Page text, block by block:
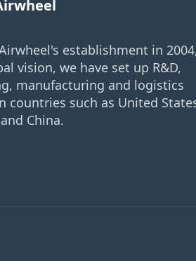
establishment in
vision, we have set up R&D,
manufacturing and logistics
countries such as United
China.